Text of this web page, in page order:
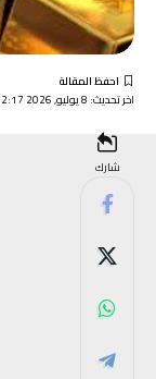
اخر تحديث: 8 يوليو, 2026 12:17 مساءً
شارك